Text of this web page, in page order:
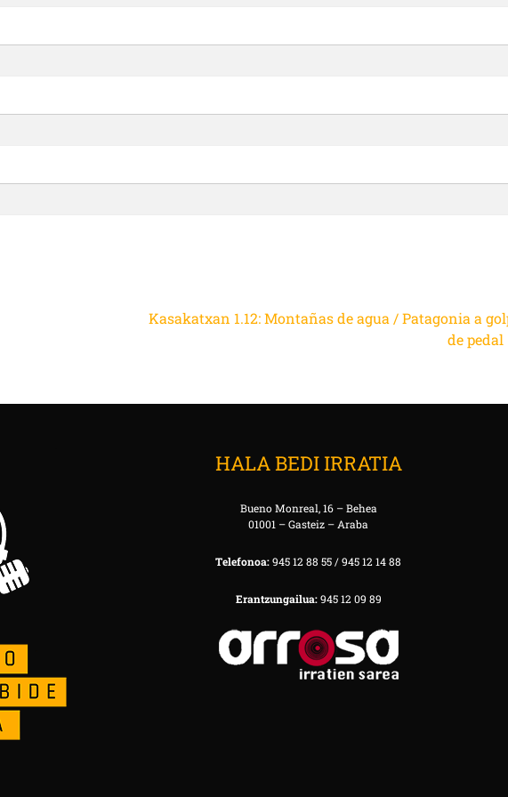
Kasakatxan 1.12: Montañas de agua / Patagonia a
de pedal
HALA BEDI IRRATIA
Bueno Monreal, 16 – Behea
01001 – Gasteiz – Araba
Telefonoa:945 12 88 55 / 945 12 14 88
Erantzungailua:945 12 09 89